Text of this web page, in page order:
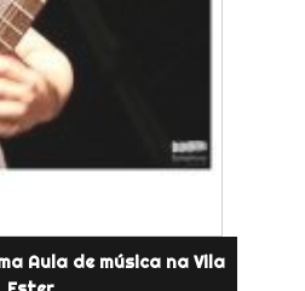
Aula de música na Vila